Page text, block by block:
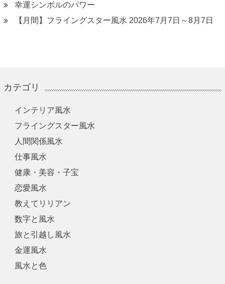
幸運シンボルのパワー
【月間】フライングスター風水 2026年7月7日～8月7日
カテゴリ
インテリア風水
フライングスター風水
人間関係風水
仕事風水
健康・美容・子宝
恋愛風水
教えてリリアン
数字と風水
旅と引越し風水
金運風水
風水と色